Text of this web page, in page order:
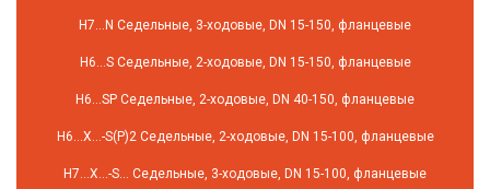
H7…N Седельные, 3-ходовые, DN 15-150, фланцевые
H6…S Седельные, 2-ходовые, DN 15-150, фланцевые
H6…SP Седельные, 2-ходовые, DN 40-150, фланцевые
H6…X…-S(P)2 Седельные, 2-ходовые, DN 15-100, фланцевые
H7…X…-S… Седельные, 3-ходовые, DN 15-100, фланцевые